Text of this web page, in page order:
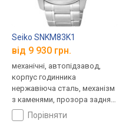
Seiko SNKM83K1
від 9 930 грн.
механічні, автопідзавод,
корпус годинника
нержавіюча сталь, механізм
з каменями, прозора задня
кришка, ремінець: браслет
сталь, WR 50, Японія
порівняти